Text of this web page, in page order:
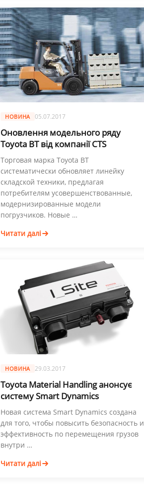
НОВИНА 05.07.2017
Оновлення модельного ряду
Toyota BT від компанії CTS
Торговая марка Toyota BT
систематически обновляет линейку
складской техники, предлагая
потребителям усовершенствованные,
модернизированные модели
погрузчиков. Новые …
Читати далі
НОВИНА 29.03.2017
Toyota Material Handling анонсує
систему Smart Dynamics
Новая система Smart Dynamics создана
для того, чтобы повысить безопасность и
эффективность по перемещения грузов
внутри …
Читати далі